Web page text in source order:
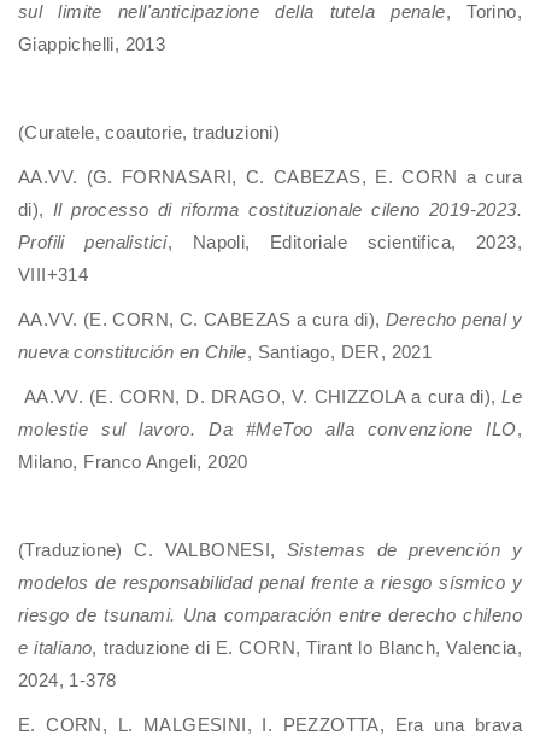
sul limite nell'anticipazione della tutela penale, Torino,
Giappichelli, 2013
(Curatele, coautorie, traduzioni)
AA.VV. (G. FORNASARI, C. CABEZAS, E. CORN a cura
di), Il processo di riforma costituzionale cileno 2019-2023.
Profili penalistici, Napoli, Editoriale scientifica, 2023,
VIII+314
AA.VV. (E. CORN, C. CABEZAS a cura di), Derecho penal y
nueva constitución en Chile, Santiago, DER, 2021
AA.VV. (E. CORN, D. DRAGO, V. CHIZZOLA a cura di),Le
molestie sul lavoro. Da #MeToo alla convenzione ILO,
Milano, Franco Angeli, 2020
(Traduzione) C. VALBONESI,Sistemas de prevención y
modelos de responsabilidad penal frente a riesgo sísmico y
riesgo de tsunami. Una comparación entre derecho chileno
e italiano, traduzione di E. CORN, Tirant lo Blanch, Valencia,
2024, 1-378
E. CORN, L. MALGESINI, I. PEZZOTTA, Era una brava